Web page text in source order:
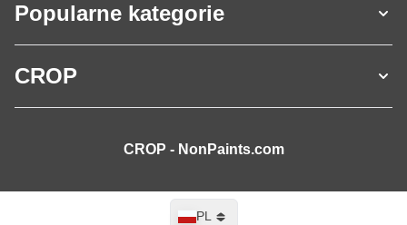
Popularne kategorie
CROP
CROP - NonPaints.com
PL